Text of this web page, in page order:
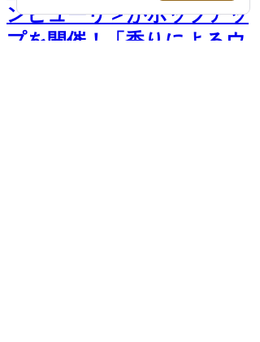
ンピューリ＞がポップアッ
プを開催！「香りによるウ